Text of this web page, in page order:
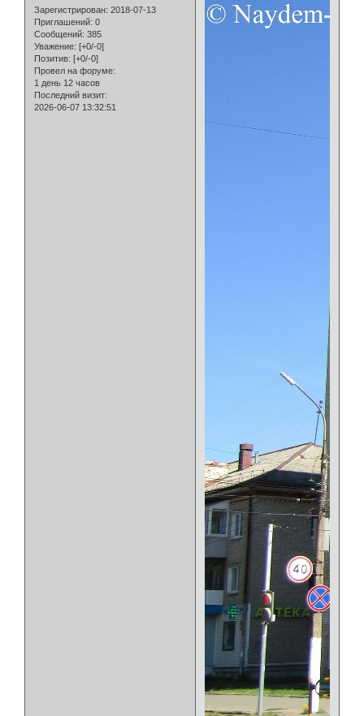
Зарегистрирован: 2018-07-13
Приглашений: 0
Сообщений: 385
Уважение: [+0/-0]
Позитив: [+0/-0]
Провел на форуме:
1 день 12 часов
Последний визит:
2026-06-07 13:32:51